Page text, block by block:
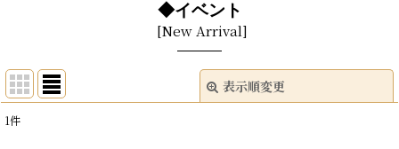
◆イベント
[New Arrival]
表示順変更
1件